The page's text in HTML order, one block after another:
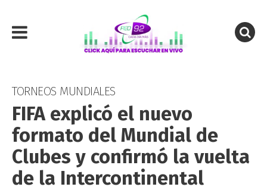
TORNEOS MUNDIALES
FIFA explicó el nuevo
formato del Mundial de
Clubes y confirmó la vuelta
de la Intercontinental